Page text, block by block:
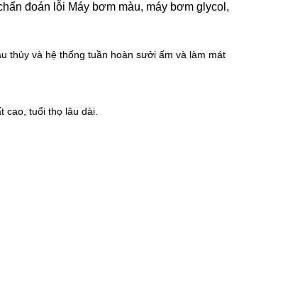
đoán lỗi Máy bơm màu, máy bơm glycol,
thủy và hệ thống tuần hoàn sưởi ấm và làm mát
cao, tuổi thọ lâu dài.